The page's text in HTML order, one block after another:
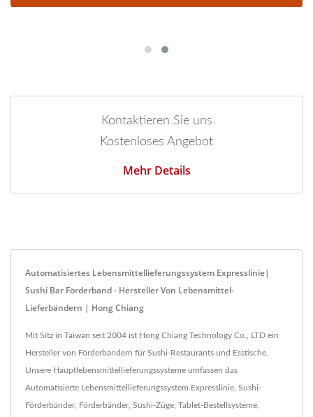
Kontaktieren Sie uns
Kostenloses Angebot
Mehr Details
Automatisiertes Lebensmittellieferungssystem Expresslinie|
Sushi Bar Förderband - Hersteller Von Lebensmittel-
Lieferbändern | Hong Chiang
Mit Sitz in Taiwan seit 2004 ist Hong Chiang Technology Co., LTD ein
Hersteller von Förderbändern für Sushi-Restaurants und Esstische.
Unsere Hauptlebensmittellieferungssysteme umfassen das
Automatisierte Lebensmittellieferungssystem Expresslinie, Sushi-
Förderbänder, Förderbänder, Sushi-Züge, Tablet-Bestellsysteme,